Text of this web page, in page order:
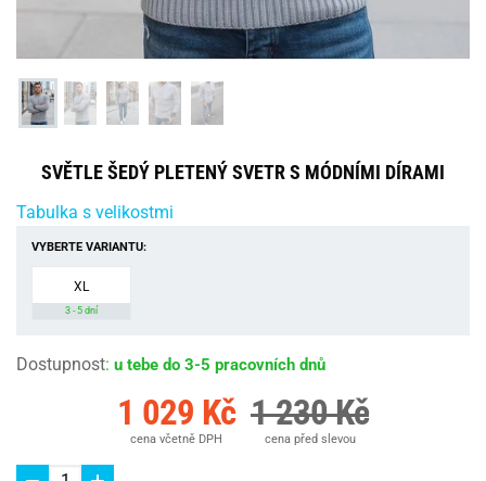
SVĚTLE ŠEDÝ PLETENÝ SVETR S MÓDNÍMI DÍRAMI
Tabulka s velikostmi
VYBERTE VARIANTU:
XL
3 - 5 dní
Dostupnost: u tebe do 3-5 pracovních dnů
1 029 Kč
cena včetně DPH
1 230 Kč
cena před slevou